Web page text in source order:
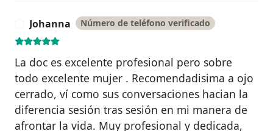
Johanna Número de teléfono verificado
La doc es excelente profesional pero sobre
todo excelente mujer . Recomendadisima a ojo
cerrado, ví como sus conversaciones hacian la
diferencia sesión tras sesión en mi manera de
afrontar la vida. Muy profesional y dedicada,